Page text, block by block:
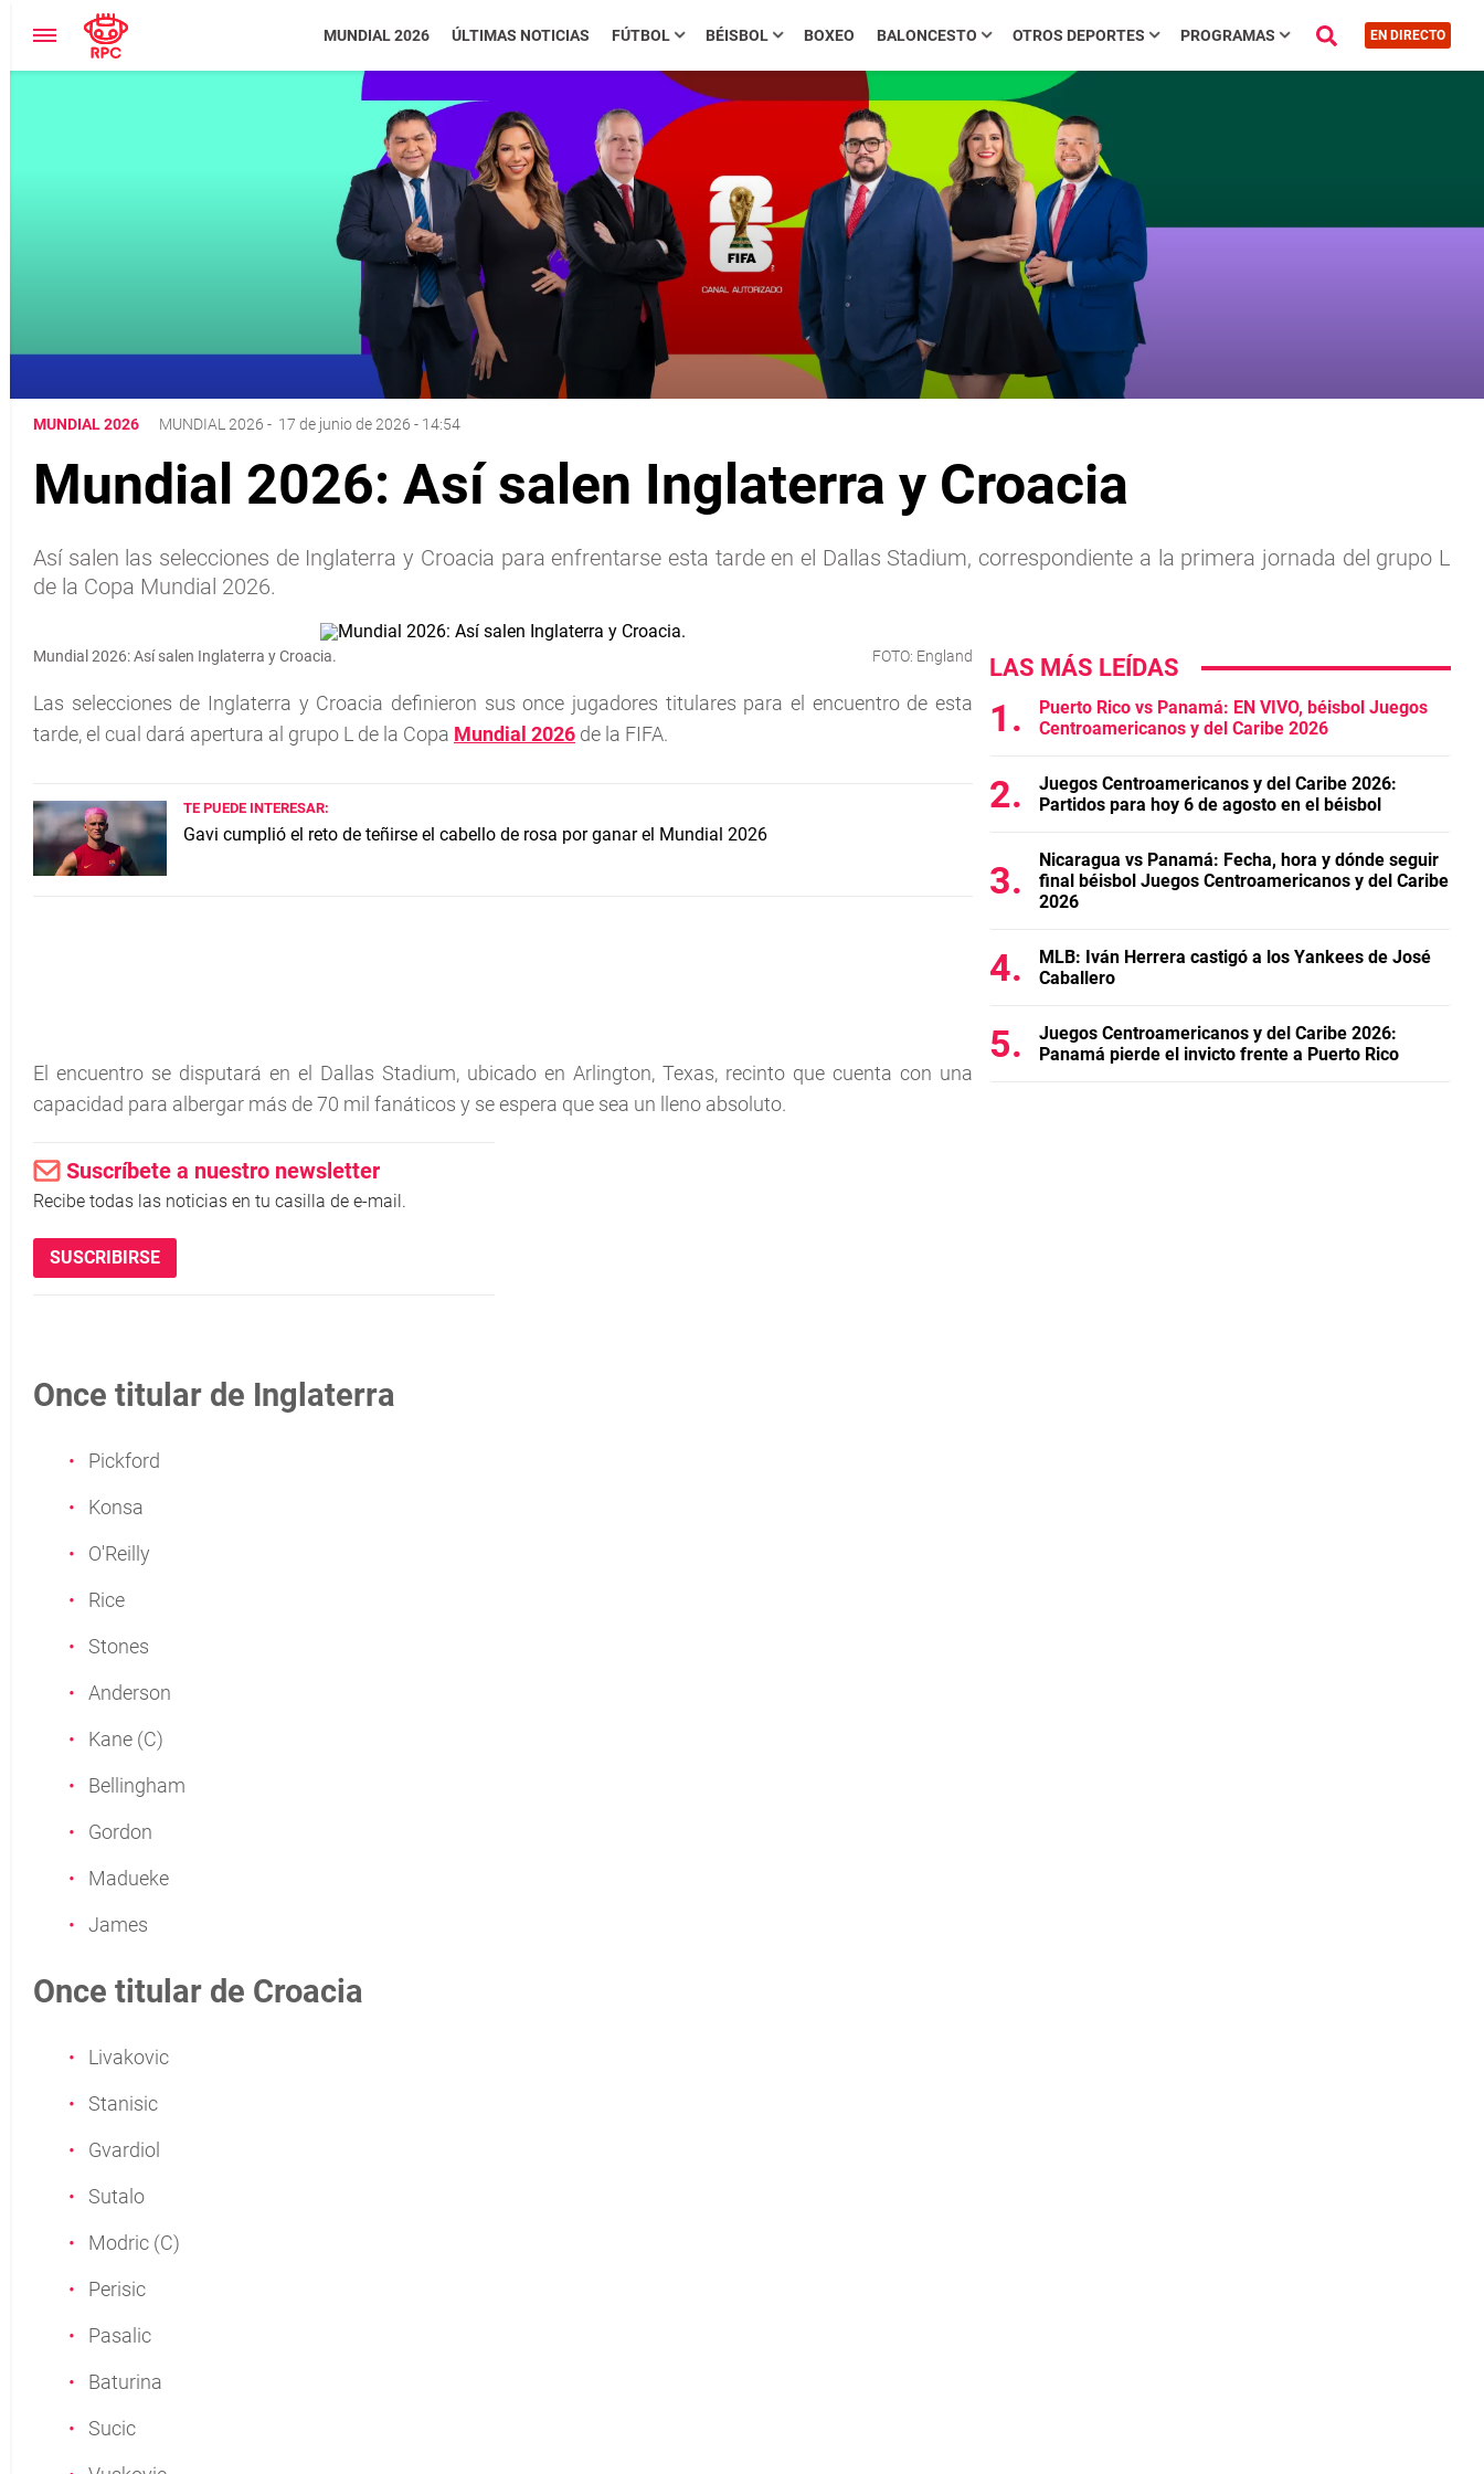
MUNDIAL 2026 ÚLTIMAS NOTICIAS FÚTBOL BÉISBOL BOXEO BALONCESTO OTROS DEPORTES PROGRAMAS EN DIRECTO
MUNDIAL 2026 MUNDIAL 2026 - 17 de junio de 2026 - 14:54
Mundial 2026: Así salen Inglaterra y Croacia
Así salen las selecciones de Inglaterra y Croacia para enfrentarse esta tarde en el Dallas Stadium, correspondiente a la primera jornada del grupo L
de la Copa Mundial 2026.
Mundial 2026: Así salen Inglaterra y Croacia. FOTO: England
Las selecciones de Inglaterra y Croacia definieron sus once jugadores titulares para el encuentro de esta
tarde, el cual dará apertura al grupo L de la Copa Mundial 2026 de la FIFA.
TE PUEDE INTERESAR:
Gavi cumplió el reto de teñirse el cabello de rosa por ganar el Mundial 2026
El encuentro se disputará en el Dallas Stadium, ubicado en Arlington, Texas, recinto que cuenta con una
capacidad para albergar más de 70 mil fanáticos y se espera que sea un lleno absoluto.
Suscríbete a nuestro newsletter
Recibe todas las noticias en tu casilla de e-mail.
SUSCRIBIRSE
Once titular de Inglaterra
Pickford
Konsa
O'Reilly
Rice
Stones
Anderson
Kane (C)
Bellingham
Gordon
Madueke
James
Once titular de Croacia
Livakovic
Stanisic
Gvardiol
Sutalo
Modric (C)
Perisic
Pasalic
Baturina
Sucic
LAS MÁS LEÍDAS
Puerto Rico vs Panamá: EN VIVO, béisbol Juegos
Centroamericanos y del Caribe 2026
Juegos Centroamericanos y del Caribe 2026:
Partidos para hoy 6 de agosto en el béisbol
Nicaragua vs Panamá: Fecha, hora y dónde seguir
final béisbol Juegos Centroamericanos y del Caribe
2026
MLB: Iván Herrera castigó a los Yankees de José
Caballero
Juegos Centroamericanos y del Caribe 2026:
Panamá pierde el invicto frente a Puerto Rico